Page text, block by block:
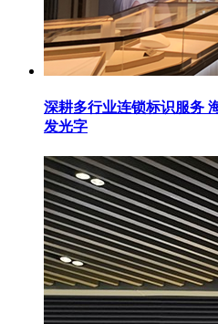
深耕多行业连锁标识服务
发光字